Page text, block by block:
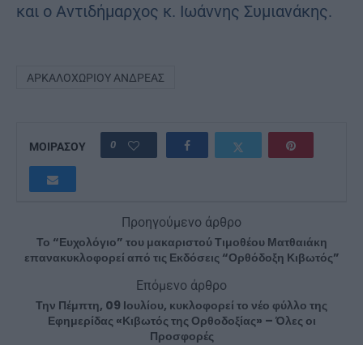
και ο Αντιδήμαρχος κ. Ιωάννης Συμιανάκης.
ΑΡΚΑΛΟΧΩΡΊΟΥ ΑΝΔΡΈΑΣ
ΜΟΙΡΑΣΟΥ 0
Προηγούμενο άρθρο
Το “Ευχολόγιο” του μακαριστού Τιμοθέου Ματθαιάκη
επανακυκλοφορεί από τις Εκδόσεις “Ορθόδοξη Κιβωτός”
Επόμενο άρθρο
Την Πέμπτη, 09 Ιουλίου, κυκλοφορεί το νέο φύλλο της
Εφημερίδας «Κιβωτός της Ορθοδοξίας» – Όλες οι
Προσφορές